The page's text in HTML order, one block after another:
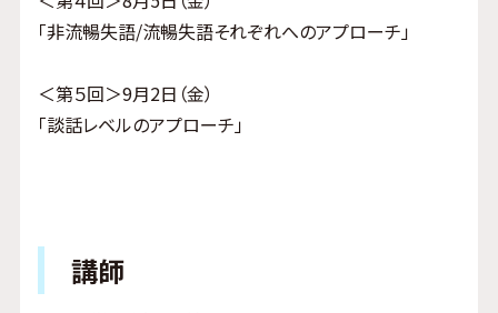
「非流暢失語/流暢失語それぞれへのアプローチ」
＜第５回＞9月2日（金）
「談話レベルのアプローチ」
講師